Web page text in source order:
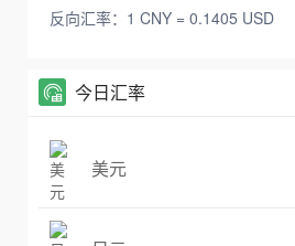
反向汇率：1 CNY = 0.1405 USD
今日汇率
美元